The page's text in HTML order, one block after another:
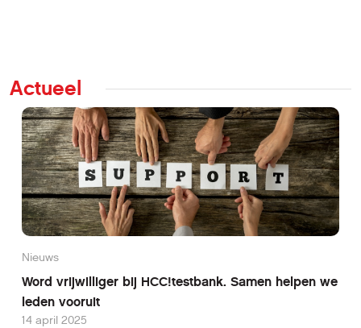
Actueel
Nieuws
Word vrijwilliger bij HCC!testbank. Samen helpen we
leden vooruit
14 april 2025